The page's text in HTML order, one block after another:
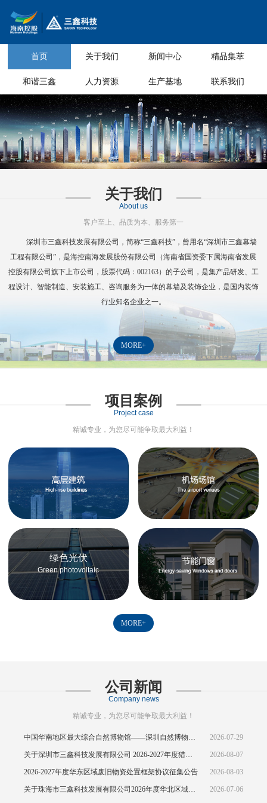
首页 关于我们 新闻中心 精品集萃
和谐三鑫 人力资源 生产基地 联系我们
关于我们
About us
客户至上、品质为本、服务第一
深圳市三鑫科技发展有限公司，简称“三鑫科技”，曾用名“深圳市三鑫幕墙
工程有限公司”，是海控南海发展股份有限公司（海南省国资委下属海南省发展
控股有限公司旗下上市公司，股票代码： 002163）的子公司，是集产品研发、工
程设计、智能制造、安装施工、咨询服务为一体的幕墙及装饰企业，是国内装饰
行业知名企业之一。
MORE+
项目案例
Project case
精诚专业，为您尽可能争取最大利益！
绿色光伏
Green photovoltaic
MORE+
公司新闻
Company news
精诚专业，为您尽可能争取最大利益！
2026-07-29
2026-08-07
2026-2027年度华东区域废旧物资处置框架协议征集公告 2026-08-03
2026-07-06